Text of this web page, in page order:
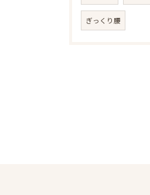
ぎっくり腰